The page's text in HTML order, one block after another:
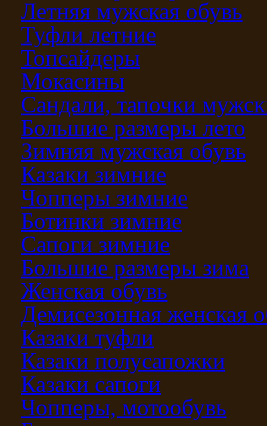
Летняя мужская обувь
Туфли летние
Топсайдеры
Мокасины
Сандали, тапочки
Большие размеры лето
Зимняя мужская обувь
Казаки зимние
Чопперы зимние
Ботинки зимние
Сапоги зимние
Большие размеры зима
Женская обувь
Демисезонная женская
Казаки туфли
Казаки полусапожки
Казаки сапоги
Чопперы, мотообувь